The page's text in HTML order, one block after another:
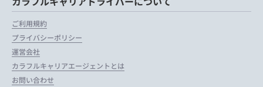
ご利用規約
プライバシーポリシー
運営会社
カラフルキャリアエージェントとは
お問い合わせ